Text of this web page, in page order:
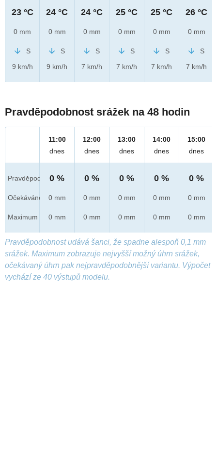
23 °C
0 mm
S
9 km/h
24 °C
0 mm
S
9 km/h
24 °C
0 mm
S
7 km/h
25 °C
0 mm
S
7 km/h
25 °C
0 mm
S
7 km/h
26 °C
0 mm
S
7 km/h
Pravděpodobnost srážek na 48 hodin
Pravděpod.
Očekáváno
Maximum
11:00
dnes
0 %
0 mm
0 mm
12:00
dnes
0 %
0 mm
0 mm
13:00
dnes
0 %
0 mm
0 mm
14:00
dnes
0 %
0 mm
0 mm
15:00
dnes
0 %
0 mm
0 mm
Pravděpodobnost udává šanci, že spadne alespoň 0,1 mm
srážek. Maximum zobrazuje nejvyšší možný úhrn srážek,
očekávaný úhrn pak nejpravděpodobnější variantu. Výpočet
vychází ze 40 výstupů modelu.